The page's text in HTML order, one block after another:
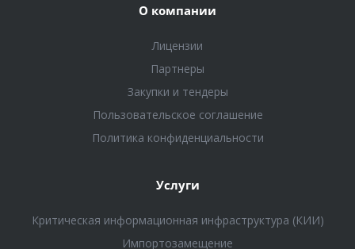
О компании
Лицензии
Партнеры
Закупки и тендеры
Пользовательское соглашение
Политика конфиденциальности
Услуги
Критическая информационная инфраструктура (КИИ)
Импортозамещение